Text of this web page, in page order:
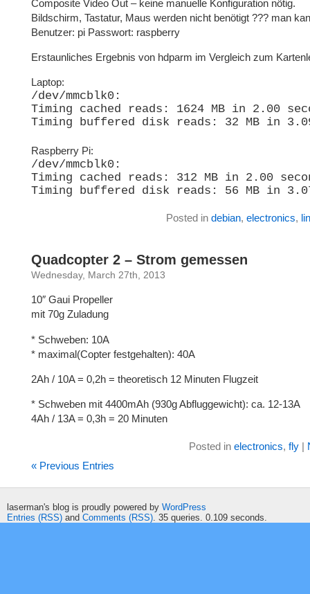
Composite Video Out – keine manuelle Konfiguration nötig.
Bildschirm, Tastatur, Maus werden nicht benötigt ??? man
Benutzer: pi Passwort: raspberry
Erstaunliches Ergebnis von hdparm im Vergleich zum
Laptop:
/dev/mmcblk0:
Timing cached reads: 1624 MB in 2.00
Timing buffered disk reads: 32 MB in
Raspberry Pi:
/dev/mmcblk0:
Timing cached reads: 312 MB in 2.00
Timing buffered disk reads: 56 MB in
Posted in debian, electronics,
Quadcopter 2 – Strom gemessen
Wednesday, March 27th, 2013
10″ Gaui Propeller
mit 70g Zuladung
* Schweben: 10A
* maximal(Copter festgehalten): 40A
2Ah / 10A = 0,2h = theoretisch 12 Minuten Flugzeit
* Schweben mit 4400mAh (930g Abfluggewicht): ca. 12-13A
4Ah / 13A = 0,3h = 20 Minuten
Posted in electronics, fly |
« Previous Entries
laserman's blog is proudly powered by WordPress
Entries (RSS) and Comments (RSS) . 35 queries. 0.109 seconds.